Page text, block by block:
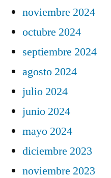
noviembre 2024
octubre 2024
septiembre 2024
agosto 2024
julio 2024
junio 2024
mayo 2024
diciembre 2023
noviembre 2023